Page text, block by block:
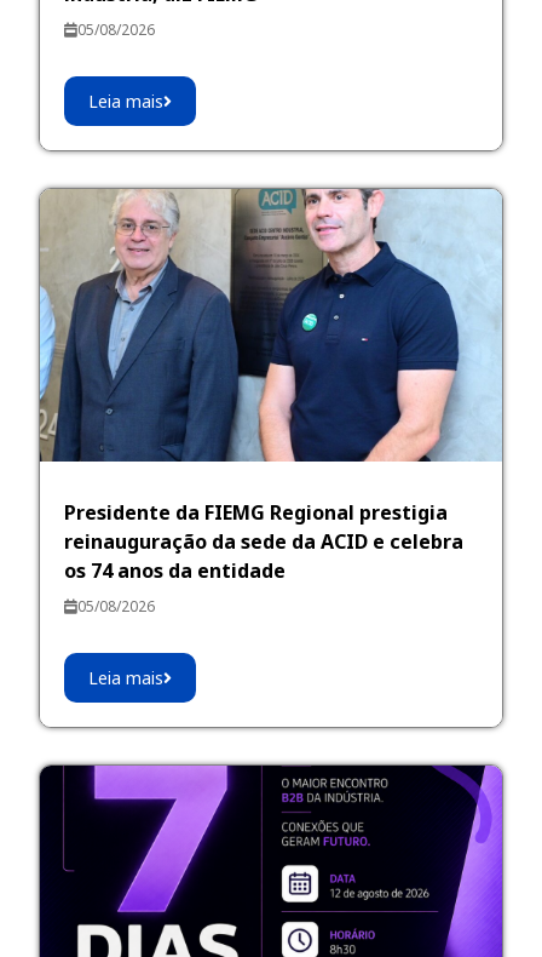
05/08/2026
Leia mais
Presidente da FIEMG Regional prestigia
reinauguração da sede da ACID e celebra
os 74 anos da entidade
05/08/2026
Leia mais